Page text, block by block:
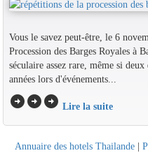
Vous le savez peut-être, le 6
Procession des Barges Royales à
séculaire assez rare, même si
années lors d'événements...
arrow_circle_rightarrow_circle_rightarrow_circle_right Lire la suite
Annuaire des hotels Thailande |